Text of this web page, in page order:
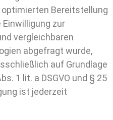
Bereitstellung
zur
vergleichbaren
abgefragt wurde,
auf Grundlage
1 lit. a DSGVO und § 25
ist jederzeit